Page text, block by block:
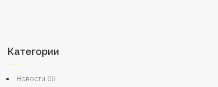
Категории
Новости (6)